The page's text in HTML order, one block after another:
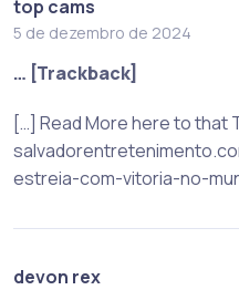
top cams
5 de dezembro de 2024
… [Trackback]
[…] Read More here to that
estreia-com-vitoria-no-
devon rex